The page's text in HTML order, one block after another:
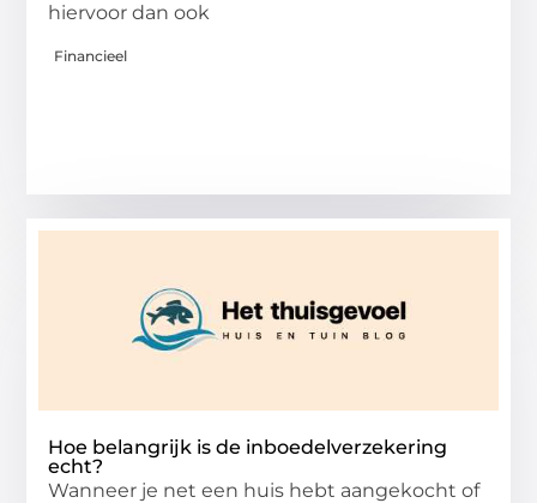
hiervoor dan ook
Financieel
Hoe belangrijk is de inboedelverzekering
echt?
Wanneer je net een huis hebt aangekocht of